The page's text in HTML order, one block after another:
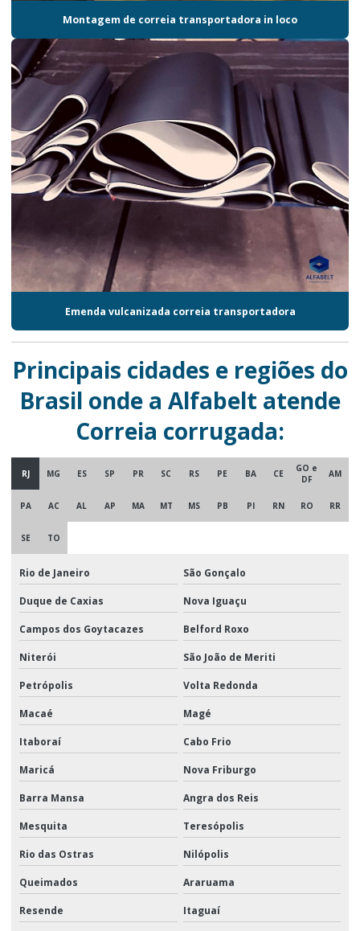
Montagem de correia transportadora in loco
Emenda vulcanizada correia transportadora
Principais cidades e regiões do
Brasil onde a Alfabelt atende
Correia corrugada:
RJ MG ES SP PR SC RS PE BA CE
GO e
DF
AM
PA AC AL AP MA MT MS PB PI RN RO RR
SE TO
Rio de Janeiro São Gonçalo
Duque de Caxias Nova Iguaçu
Campos dos Goytacazes Belford Roxo
Niterói São João de Meriti
Petrópolis Volta Redonda
Macaé Magé
Itaboraí Cabo Frio
Maricá Nova Friburgo
Barra Mansa Angra dos Reis
Mesquita Teresópolis
Rio das Ostras Nilópolis
Queimados Araruama
Resende Itaguaí